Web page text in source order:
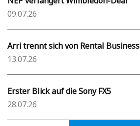
09.07.26
Arri trennt sich von Rental Business
13.07.26
Erster Blick auf die Sony FX5
28.07.26